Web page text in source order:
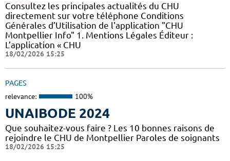
Consultez les principales actualités du CHU
directement sur votre téléphone Conditions
Générales d’Utilisation de l'application "CHU
Montpellier Info" 1. Mentions Légales Éditeur :
L’application « CHU
18/02/2026 15:25
PAGES
relevance: 100%
UNAIBODE 2024
Que souhaitez-vous faire ? Les 10 bonnes raisons de
rejoindre le CHU de Montpellier Paroles de soignants
18/02/2026 15:25